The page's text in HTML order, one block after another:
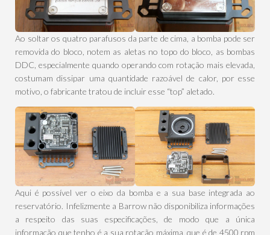
Ao soltar os quatro parafusos da parte de cima, a bomba pode ser
removida do bloco, notem as aletas no topo do bloco, as bombas
DDC, especialmente quando operando com rotação mais elevada,
costumam dissipar uma quantidade razoável de calor, por esse
motivo, o fabricante tratou de incluir esse “top” aletado.
Aqui é possível ver o eixo da bomba e a sua base integrada ao
reservatório. Infelizmente a Barrow não disponibiliza informações
a respeito das suas especificações, de modo que a única
informação que tenho é a sua rotação máxima, que é de 4500 rpm